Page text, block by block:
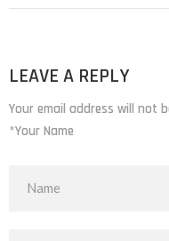
LEAVE A REPLY
Your email address will not
*Your Name